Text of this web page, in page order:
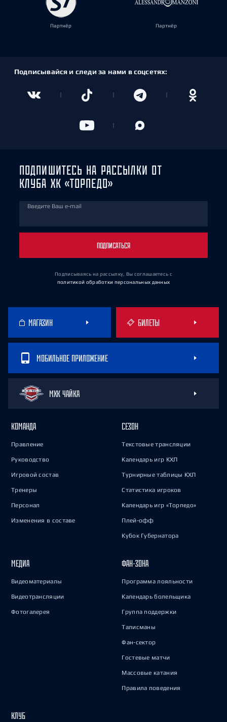
Партнёр Партнёр
Подписывайся и следи за нами в соцсетях:
ПОДПИШИТЕСЬ НА РАССЫЛКИ ОТ
КЛУБА ХК «ТОРПЕДО»
Введите Ваш e-mail
ПОДПИСАТЬСЯ
Подписываясь на рассылку, Вы соглашаетесь с
политикой обработки персональных данных
МАГАЗИН БИЛЕТЫ
МОБИЛЬНОЕ ПРИЛОЖЕНИЕ
МХК ЧАЙКА
КОМАНДА
Правление
Руководство
Игровой состав
Тренеры
Персонал
Изменения в составе
СЕЗОН
Текстовые трансляции
Календарь игр КХЛ
Турнирные таблицы КХЛ
Статистика игроков
Календарь игр «Торпедо»
Плей-офф
Кубок Губернатора
МЕДИА
Видеоматериалы
Видеотрансляции
Фотогалерея
ФАН-ЗОНА
Программа лояльности
Календарь болельщика
Группа поддержки
Талисманы
Фан-сектор
Гостевые матчи
Массовые катания
Правила поведения
КЛУБ